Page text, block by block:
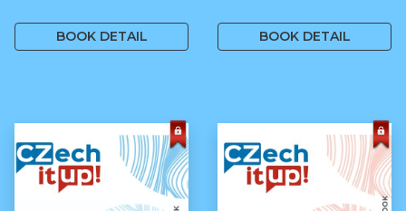
BOOK DETAIL BOOK DETAIL